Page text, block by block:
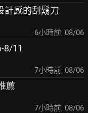
計感的刮鬍刀
6小時前, 08/06
8/11
7小時前, 08/06
薦
7小時前, 08/06